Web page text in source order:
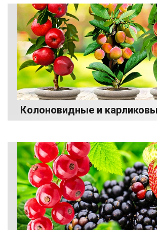
Колоновидные и